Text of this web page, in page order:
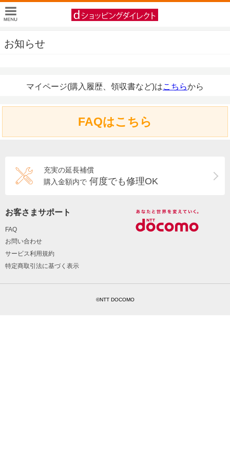
お知らせ
マイページ(購入履歴、領収書など)はこちらから
FAQはこちら
充実の延長補償
購入金額内で 何度でも修理OK
お客さまサポート
FAQ
お問い合わせ
サービス利用規約
特定商取引法に基づく表示
©NTT DOCOMO